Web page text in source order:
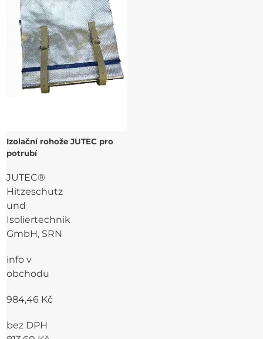
Izolační rohože JUTEC pro
potrubí
JUTEC®
Hitzeschutz
und
Isoliertechnik
GmbH, SRN
info v
obchodu
984,46 Kč
bez DPH